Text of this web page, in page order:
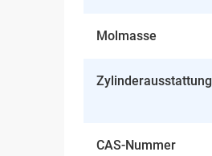
Molmasse
Zylinderausstattung
CAS-Nummer